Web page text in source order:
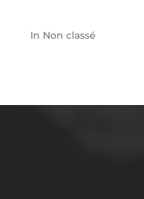
In Non classé